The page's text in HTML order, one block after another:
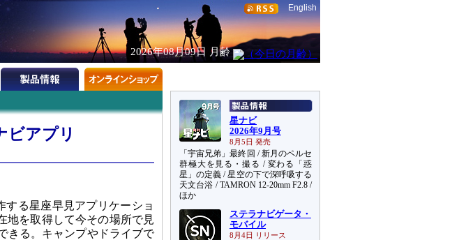
English
2026年08月09日 月齢
ビアプリ
する星座早見アプリケーショ
地を取得して今その場所で見
きる。キャンプやドライブで
星ナビ
2026年9月号
8月5日 発売
「宇宙兄弟」最終回 / 新月のペルセ
群極大を見る・撮る / 変わる「惑
星」の定義 / 星空の下で深呼吸する
天文台浴 / TAMRON 12-20mm F2.8 /
ほか
ステラナビゲータ・
モバイル
8月4日 リリース